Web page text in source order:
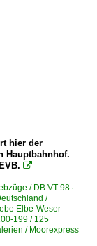
hier der
Hauptbahnhof.

/ DB VT 98 ·
/
Elbe-Weser
199 / 125
/ Moorexpress